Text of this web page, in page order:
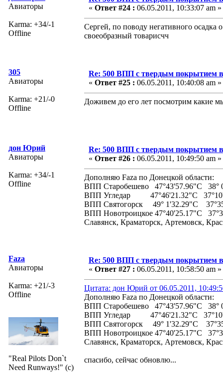
Авиаторы
Karma: +34/-1
Offline
« Ответ #24 : 06.05.2011, 10:33:07 am »
Сергей, по поводу негативного
своеобразный товарисчч
305
Авиаторы
Karma: +21/-0
Offline
Re: 500 ВПП с твердым покрытием
« Ответ #25 : 06.05.2011, 10:40:08 am »
Доживем до его лет посмотрим какие
дон Юрий
Авиаторы
Karma: +34/-1
Offline
Re: 500 ВПП с твердым покрытием
« Ответ #26 : 06.05.2011, 10:49:50 am »
Дополняю Faza по Донецкой области:
ВПП Старобешево 47°43'57.96"С 38°
ВПП Угледар 47°46'21.32"С
ВПП Святогорск 49° 1'32.29"С
ВПП Новотроицкое 47°40'25.17"С
Славянск, Краматорск, Артемовск,
Faza
Авиаторы
Karma: +21/-3
Offline
"Real Pilots Don`t
Need Runways!" (c)
Re: 500 ВПП с твердым покрытием
« Ответ #27 : 06.05.2011, 10:58:50 am »
Цитата: дон Юрий от 06.05.2011,
Дополняю Faza по Донецкой области:
ВПП Старобешево 47°43'57.96"С 38°
ВПП Угледар 47°46'21.32"С
ВПП Святогорск 49° 1'32.29"С
ВПП Новотроицкое 47°40'25.17"С
Славянск, Краматорск, Артемовск,
спасибо, сейчас обновлю...